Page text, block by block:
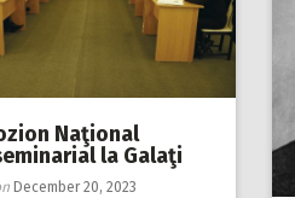
Naţional
la Galaţi
December 20, 2023